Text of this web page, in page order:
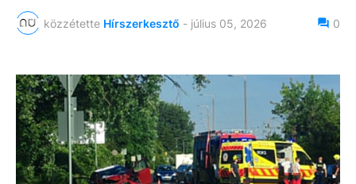
közzétette Hírszerkesztő - július 05, 2026 0